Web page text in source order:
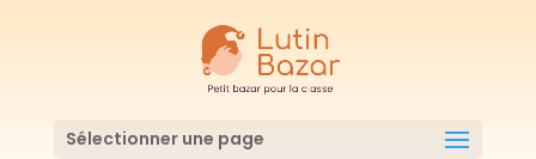
Sélectionner une page